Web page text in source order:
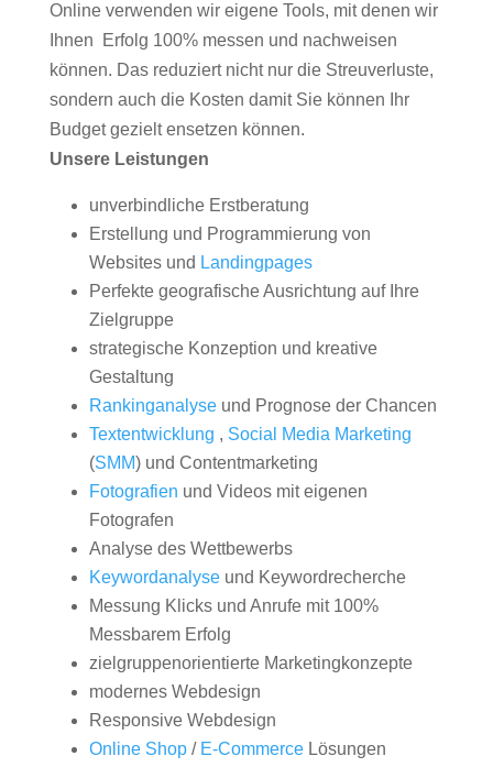
Online verwenden wir eigene Tools, mit denen wir
Ihnen Erfolg 100% messen und nachweisen
können. Das reduziert nicht nur die Streuverluste,
sondern auch die Kosten damit Sie können Ihr
Budget gezielt ensetzen können.
Unsere Leistungen
unverbindliche Erstberatung
Erstellung und Programmierung von
Websites und Landingpages
Perfekte geografische Ausrichtung auf Ihre
Zielgruppe
strategische Konzeption und kreative
Gestaltung
Rankinganalyseund Prognose der Chancen
Textentwicklung , Social Media Marketing
(SMM) und Contentmarketing
Fotografien und Videos mit eigenen
Fotografen
Analyse des Wettbewerbs
Keywordanalyseund Keywordrecherche
Messung Klicks und Anrufe mit 100%
Messbarem Erfolg
zielgruppenorientierte Marketingkonzepte
modernes Webdesign
Responsive Webdesign
Online Shop/ E-CommerceLösungen